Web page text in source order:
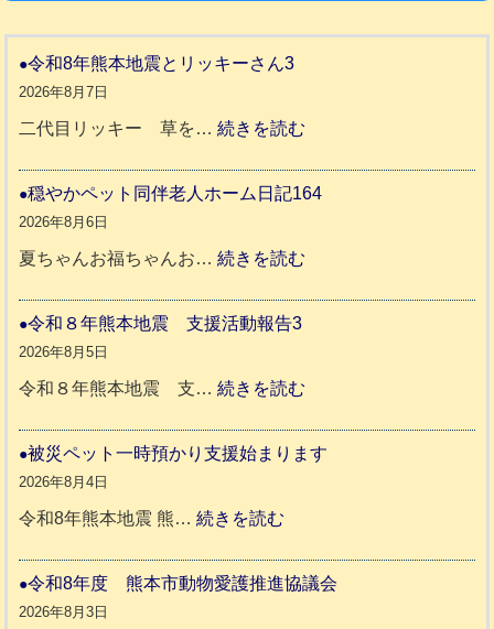
令和8年熊本地震とリッキーさん3
2026年8月7日
二代目リッキー 草を…続きを読む
和
リ
ッ
さ
ん
穏やかペット同伴老人ホーム日記164
2026年8月6日
夏ちゃんお福ちゃんお…続きを読む
ト
人
ホ
令和８年熊本地震 支援活動報告3
2026年8月5日
令和８年熊本地震 支…続きを読む
和
本
被災ペット一時預かり支援始まります
2026年8月4日
令和8年熊本地震 熊…続きを読む
災
令和8年度 熊本市動物愛護推進協議会
2026年8月3日